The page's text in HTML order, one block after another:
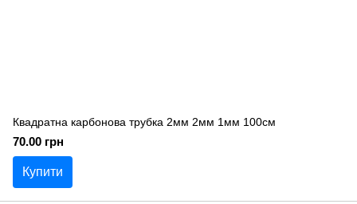
Квадратна карбонова трубка 2мм 2мм 1мм 100см
70.00 грн
Купити